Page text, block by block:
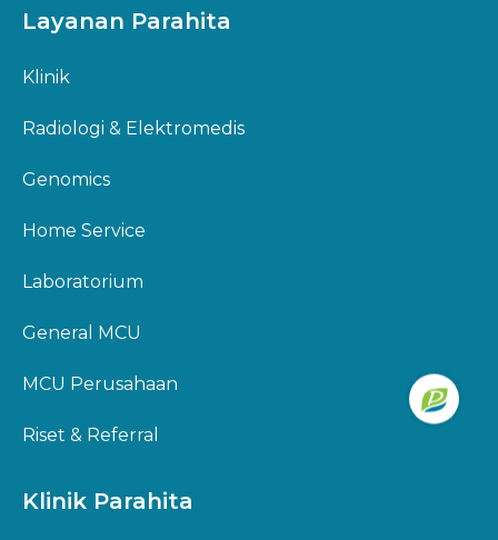
Layanan Parahita
Klinik
Radiologi & Elektromedis
Genomics
Home Service
Laboratorium
General MCU
MCU Perusahaan
Riset & Referral
Klinik Parahita